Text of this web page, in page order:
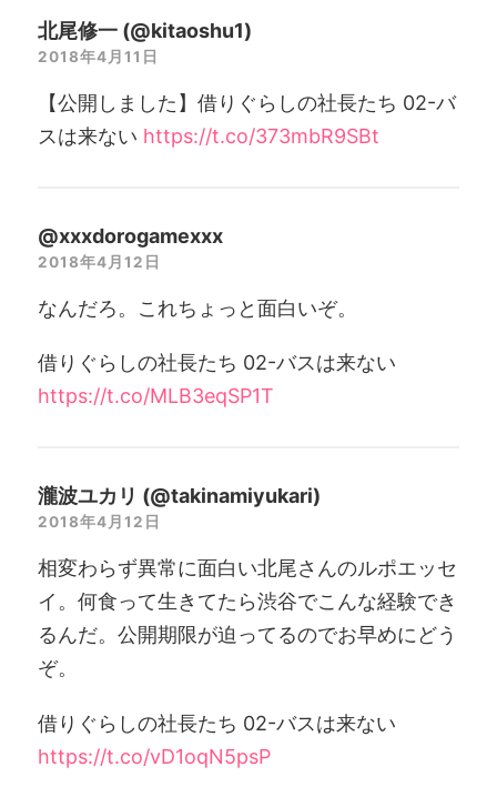
北尾修一 (@kitaoshu1)
2018年4月11日
【公開しました】借りぐらしの社長たち 02-バ
スは来ない https://t.co/373mbR9SBt
@xxxdorogamexxx
2018年4月12日
なんだろ。これちょっと面白いぞ。
借りぐらしの社長たち 02-バスは来ない
https://t.co/MLB3eqSP1T
瀧波ユカリ (@takinamiyukari)
2018年4月12日
相変わらず異常に面白い北尾さんのルポエッセ
イ。何食って生きてたら渋谷でこんな経験でき
るんだ。公開期限が迫ってるのでお早めにどう
ぞ。
借りぐらしの社長たち 02-バスは来ない
https://t.co/vD1oqN5psP